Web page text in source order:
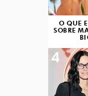
O QUE
SOBRE
4